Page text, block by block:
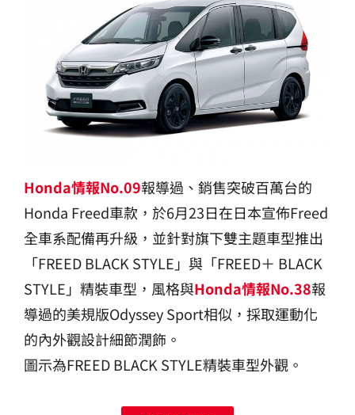
Honda情報No.09報導過、銷售突破百萬台的
Honda Freed車款，於6月23日在日本宣佈Freed
全車系配備再升級，並針對旗下雙主題車型推出
「FREED BLACK STYLE」與「FREED＋ BLACK
STYLE」精裝車型，風格與Honda情報No.38報
導過的美規版Odyssey Sport相似，採取運動化
的內外觀設計細節潤飾。
圖示為FREED BLACK STYLE精裝車型外觀。